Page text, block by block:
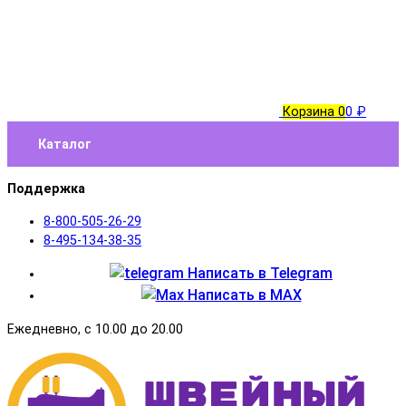
Корзина 00 ₽
Каталог
Поддержка
8-800-505-26-29
8-495-134-38-35
Написать в Telegram
Написать в MAX
Ежедневно, с 10.00 до 20.00